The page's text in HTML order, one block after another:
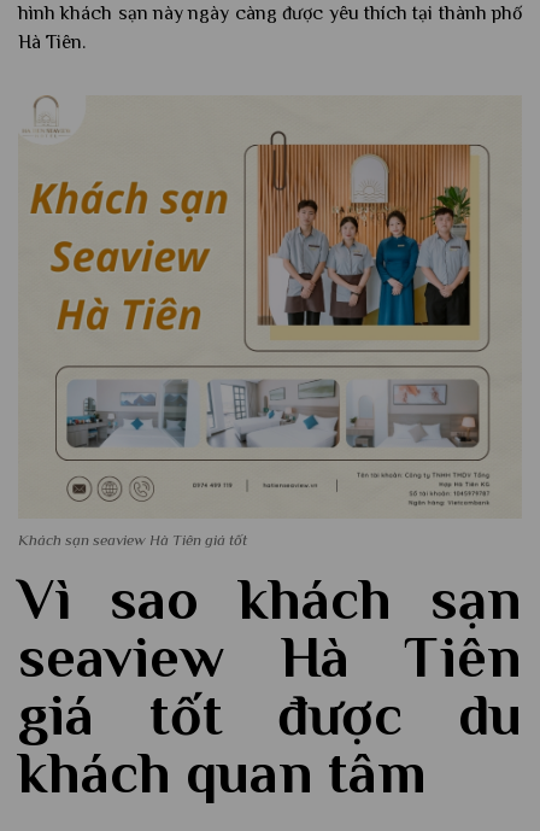
hình khách sạn này ngày càng được yêu thích tại thành phố
Hà Tiên.
Khách sạn seaview Hà Tiên giá tốt
Vì sao khách sạn
seaview Hà Tiên
giá tốt được du
khách quan tâm